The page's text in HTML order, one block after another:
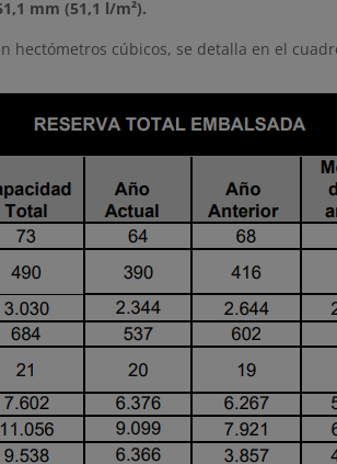
mm (51,1 l/m²).
hectómetros cúbicos, se detalla en el